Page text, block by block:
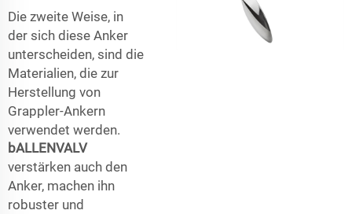
Die zweite Weise, in
der sich diese Anker
unterscheiden, sind die
Materialien, die zur
Herstellung von
Grappler-Ankern
verwendet werden.
bALLENVALV
verstärken auch den
Anker, machen ihn
robuster und